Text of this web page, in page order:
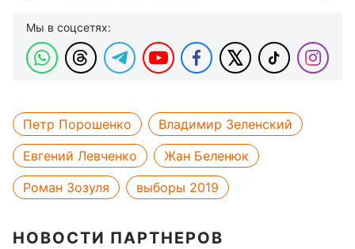
Мы в соцсетях:
Петр Порошенко
Владимир Зеленский
Евгений Левченко
Жан Беленюк
Роман Зозуля
выборы 2019
НОВОСТИ ПАРТНЕРОВ